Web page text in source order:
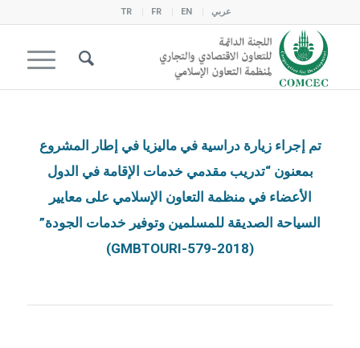
عربي EN
FR
TR
تم إجراء زيارة دراسية في ماليزيا في إطار المشروع
بمعنون “تدريب مقدمي خدمات الإقامة في الدول
الأعضاء في منظمة التعاون الإسلامي على معايير
السياحة الصديقة للمسلمين وتوفير خدمات الجودة”
(2018-GMBTOURI-579)